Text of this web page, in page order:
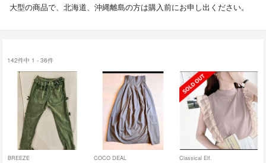
大型の商品で、北海道、沖縄離島の方は購入前にお申し出ください。
142件中 1 - 36件
BREEZE COCO DEAL Classical Elf.